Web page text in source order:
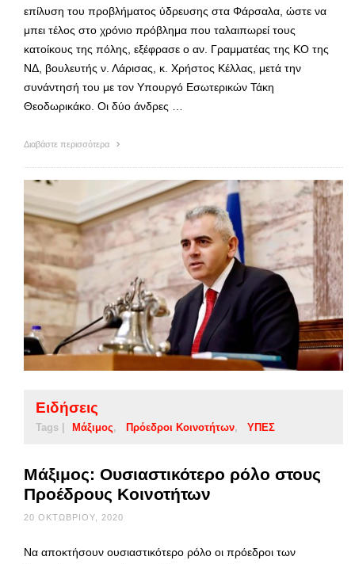
επίλυση του προβλήματος ύδρευσης στα Φάρσαλα, ώστε να
μπει τέλος στο χρόνιο πρόβλημα που ταλαιπωρεί τους
κατοίκους της πόλης, εξέφρασε ο αν. Γραμματέας της ΚΟ της
ΝΔ, βουλευτής ν. Λάρισας, κ. Χρήστος Κέλλας, μετά την
συνάντησή του με τον Υπουργό Εσωτερικών Τάκη
Θεοδωρικάκο. Οι δύο άνδρες …
Διαβάστε περισσότερα
Ειδήσεις
Tags | Μάξιμος Πρόεδροι Κοινοτήτων ΥΠΕΣ
Μάξιμος: Ουσιαστικότερο ρόλο στους
Προέδρους Κοινοτήτων
20 ΟΚΤΩΒΡΊΟΥ, 2020
Να αποκτήσουν ουσιαστικότερο ρόλο οι πρόεδροι των